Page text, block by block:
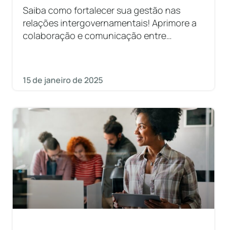
Saiba como fortalecer sua gestão nas
relações intergovernamentais! Aprimore a
colaboração e comunicação entre
15 de janeiro de 2025